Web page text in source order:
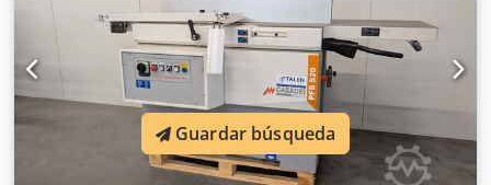
Guardar búsqueda